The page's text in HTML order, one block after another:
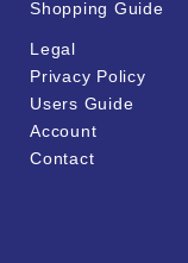
Shopping Guide
Legal
Privacy Policy
Users Guide
Account
Contact